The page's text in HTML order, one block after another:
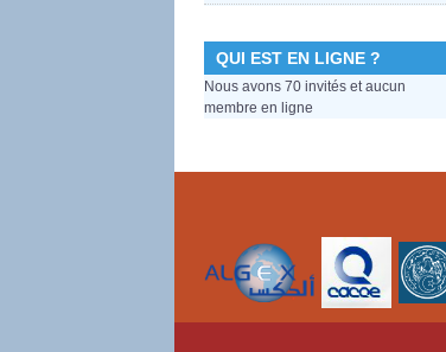
QUI EST EN LIGNE ?
Nous avons 70 invités et aucun
membre en ligne